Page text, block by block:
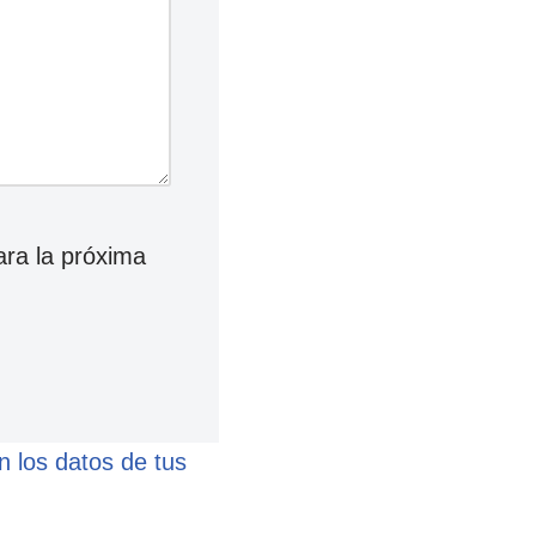
la próxima
los datos de tus